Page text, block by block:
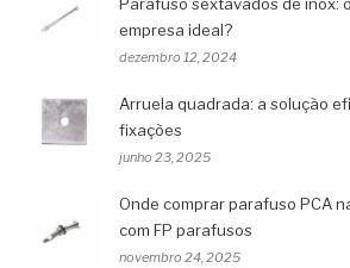
empresa ideal?
dezembro 12, 2024
Arruela quadrada: a solução
fixações
junho 23, 2025
Onde comprar parafuso PCA
com FP parafusos
novembro 24, 2025